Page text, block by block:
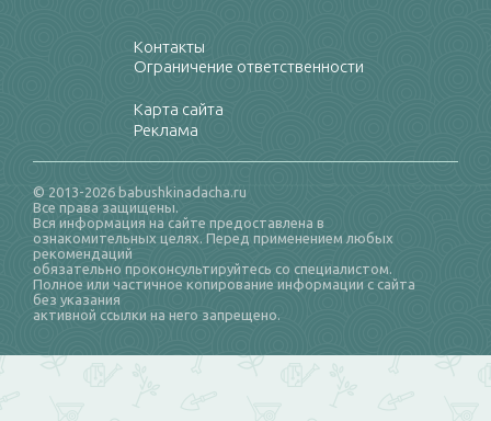
Контакты
Ограничение ответственности
Карта сайта
Реклама
© 2013-2026 babushkinadacha.ru
Все права защищены.
Вся информация на сайте предоставлена в
ознакомительных целях. Перед применением любых
рекомендаций
обязательно проконсультируйтесь со специалистом.
Полное или частичное копирование информации с сайта
без указания
активной ссылки на него запрещено.